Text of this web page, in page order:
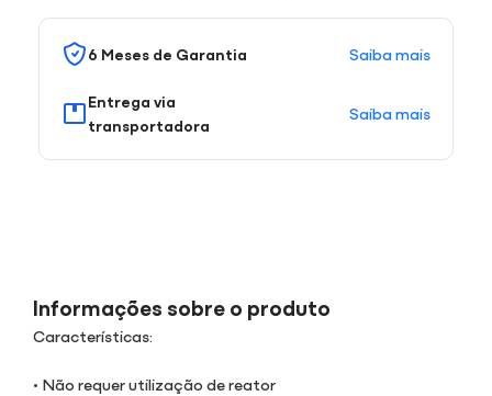
6 Meses de Garantia Saiba mais
Entrega via
transportadora
Saiba mais
Informações sobre o produto
Características:
• Não requer utilização de reator